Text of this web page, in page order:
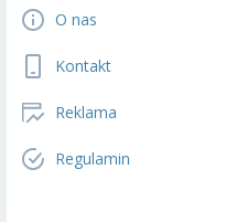
O nas
Kontakt
Reklama
Regulamin